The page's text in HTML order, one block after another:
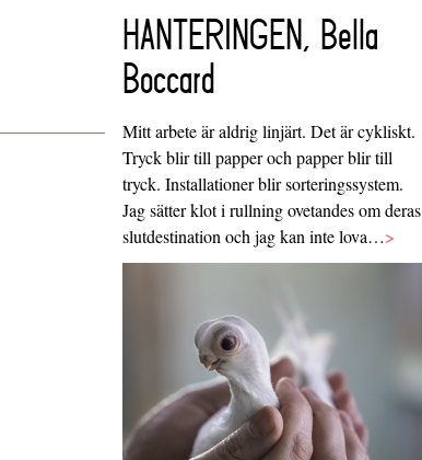
HANTERINGEN, Bella
Boccard
Mitt arbete är aldrig linjärt. Det är cykliskt.
Tryck blir till papper och papper blir till
tryck. Installationer blir sorteringssystem.
Jag sätter klot i rullning ovetandes om deras
slutdestination och jag kan inte lova…>